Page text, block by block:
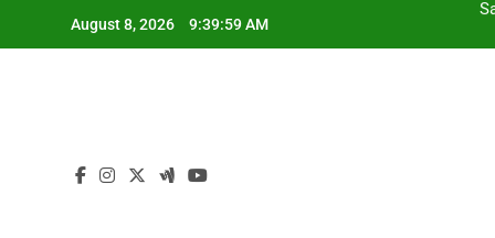
August 8, 2026 9:40:00 AM